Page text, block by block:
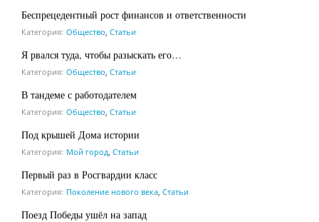
Беспрецедентный рост финансов и ответственности
Категория: Общество Статьи
Я рвался туда, чтобы разыскать его…
Категория: Общество Статьи
В тандеме с работодателем
Категория: Общество Статьи
Под крышей Дома истории
Категория: Мой город Статьи
Первый раз в Росгвардии класс
Категория: Поколение нового века Статьи
Поезд Победы ушёл на запад